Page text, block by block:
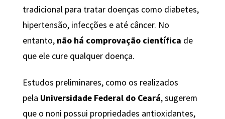
tradicional para tratar doenças como diabetes,
hipertensão, infecções e até câncer. No
entanto, não há comprovação científica de
que ele cure qualquer doença.
Estudos preliminares, como os realizados
pela Universidade Federal do Ceará, sugerem
que o noni possui propriedades antioxidantes,